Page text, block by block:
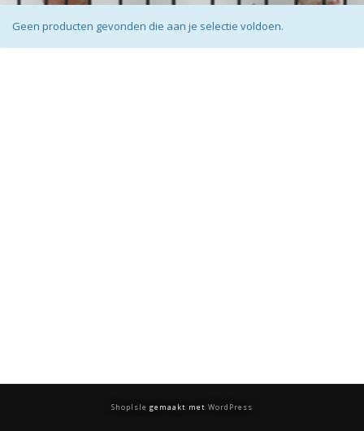
Geen producten gevonden die aan je selectie voldoen.
ShopIsle gemaakt met WordPress